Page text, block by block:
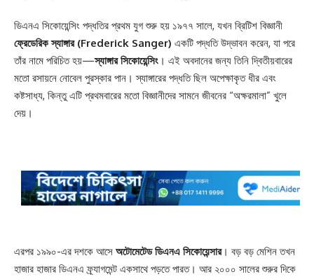
ডিএনএ সিকোয়েন্সিং পদ্ধতির প্রথম যুগ শুরু হয় ১৯৭৭ সালে, যখন ব্রিটিশ বিজ্ঞানী
ফ্রেডেরিক স্যাঙ্গার (Frederick Sanger) একটি পদ্ধতি উদ্ভাবন করেন, যা পরে
তাঁর নামে পরিচিত হয়—স্যাঙ্গার সিকোয়েন্সিং । এই অবদানের জন্য তিনি দ্বিতীয়বারের
মতো রসায়নে নোবেল পুরস্কার পান। স্যাঙ্গারের পদ্ধতি ছিল অপেক্ষাকৃত ধীর এবং
কষ্টসাধ্য, কিন্তু এটি প্রথমবারের মতো বিজ্ঞানীদের সামনে জীবনের “অক্ষরমালা” খুলে
দেয়।
এরপর ১৯৯০-এর দশকে আসে অটোমেটেড ডিএনএ সিকোয়েন্সার। বড় বড় মেশিন তখন
হাজার হাজার ডিএনএ ফ্র্যাগমেন্ট একসাথে পড়তে পারত। আর ২০০০ সালের শুরুর দিকে